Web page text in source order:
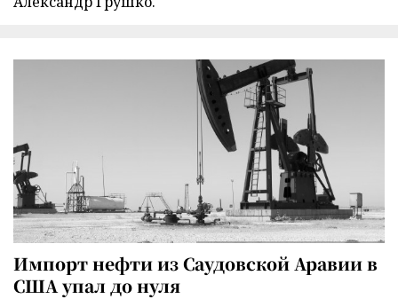
Импорт нефти из Саудовской Аравии в
США упал до нуля